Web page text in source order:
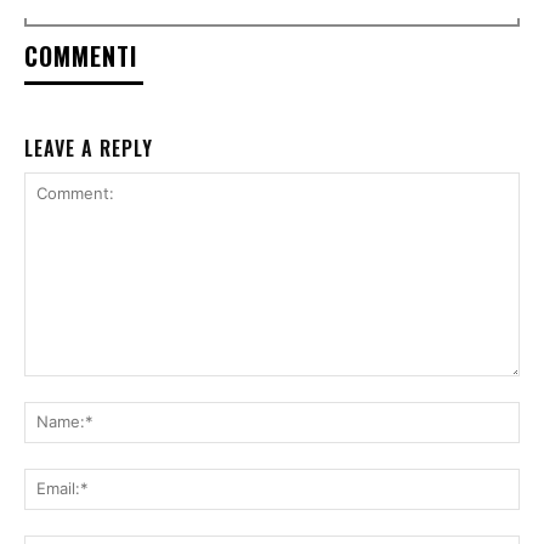
COMMENTI
LEAVE A REPLY